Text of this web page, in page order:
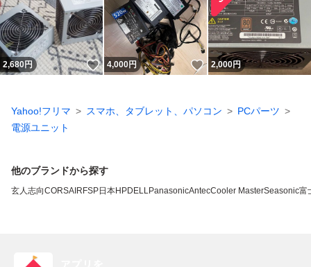
2,680円 いいね！
4,000円 いいね！
2,000円
Yahoo!フリマ スマホ、タブレット、パソコン
PCパーツ
電源ユニット
他のブランドから探す
玄人志向CORSAIR FSP日本HPDELLPanasonicAntecCooler MasterSeasonic富